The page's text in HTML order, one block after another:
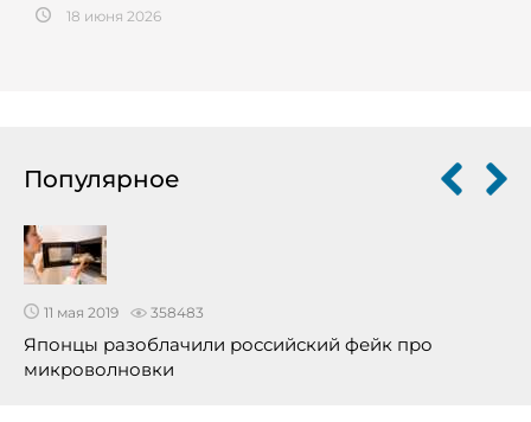
18 июня 2026
Популярное
11 мая 2019 358483
Японцы разоблачили российский фейк про
микроволновки